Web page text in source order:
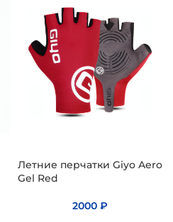
Летние перчатки Giyo Aero
Gel Red
2000 ₽